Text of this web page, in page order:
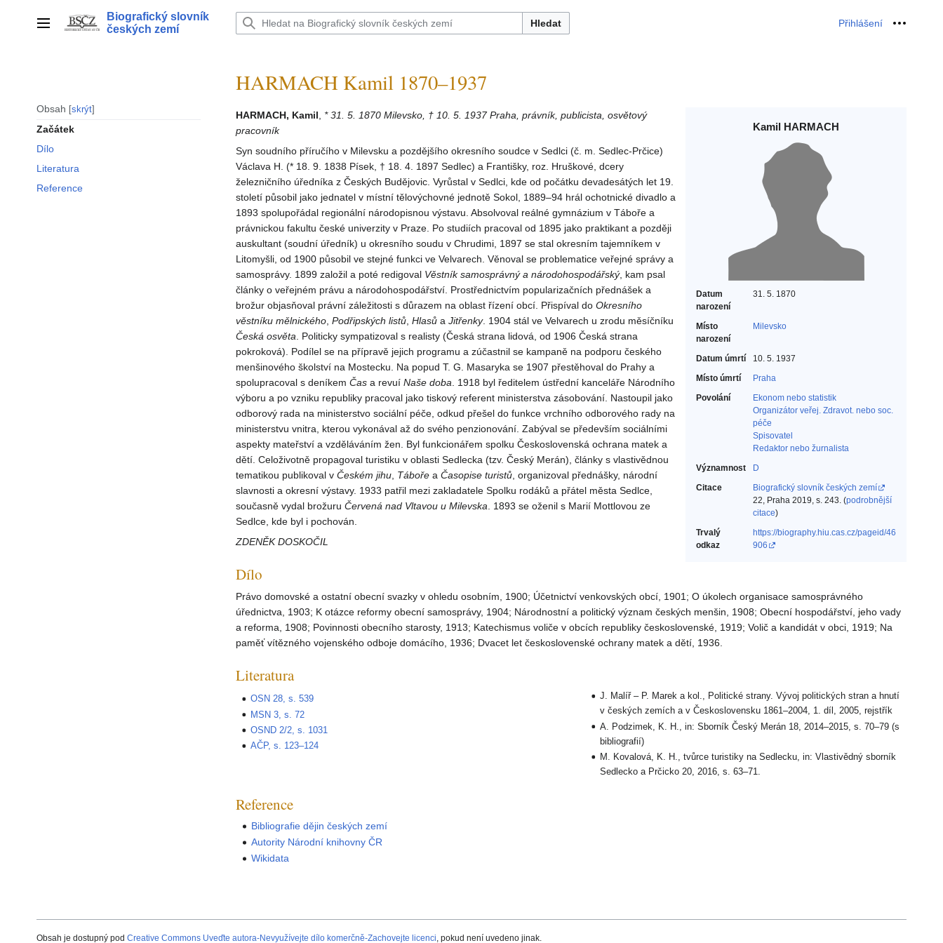
Hlavní menu
Biografický slovník
českých zemí
Hledat Přihlášení Osobní
Obsah skrýt
Začátek
Dílo
Literatura
Reference
HARMACH Kamil 1870–1937
Kamil HARMACH
Datum
narození
31. 5. 1870
Místo
narození
Milevsko
Datum úmrtí
10. 5. 1937
Místo úmrtí
Praha
Povolání
Ekonom nebo statistik‎
Organizátor veřej. Zdravot. nebo soc.
péče‎
Spisovatel‎
Redaktor nebo žurnalista‎
Významnost
D
Citace
Biografický slovník českých zemí
22, Praha 2019, s. 243. (podrobnější
citace)
Trvalý
odkaz
https://biography.hiu.cas.cz/pageid/46
906
HARMACH, Kamil
* 31. 5. 1870 Milevsko, † 10. 5. 1937 Praha, právník, publicista, osvětový
pracovník
Syn soudního příručího v Milevsku a pozdějšího okresního soudce v Sedlci (č. m. Sedlec-Prčice)
Václava H. (* 18. 9. 1838 Písek, † 18. 4. 1897 Sedlec) a Františky, roz. Hruškové, dcery
železničního úředníka z Českých Budějovic. Vyrůstal v Sedlci, kde od počátku devadesátých let 19.
století působil jako jednatel v místní tělovýchovné jednotě Sokol, 1889–94 hrál ochotnické divadlo a
1893 spolupořádal regionální národopisnou výstavu. Absolvoval reálné gymnázium v Táboře a
právnickou fakultu české univerzity v Praze. Po studiích pracoval od 1895 jako praktikant a později
auskultant (soudní úředník) u okresního soudu v Chrudimi, 1897 se stal okresním tajemníkem v
Litomyšli, od 1900 působil ve stejné funkci ve Velvarech. Věnoval se problematice veřejné správy a
samosprávy. 1899 založil a poté redigoval Věstník samosprávný a národohospodářský, kam psal
články o veřejném právu a národohospodářství. Prostřednictvím popularizačních přednášek a
brožur objasňoval právní záležitosti s důrazem na oblast řízení obcí. Přispíval do Okresního
věstníku mělnického Podřipských listů Hlasů a Jitřenky. 1904 stál ve Velvarech u zrodu měsíčníku
Česká osvěta . Politicky sympatizoval s realisty (Česká strana lidová, od 1906 Česká strana
pokroková). Podílel se na přípravě jejich programu a zúčastnil se kampaně na podporu českého
menšinového školství na Mostecku. Na popud T. G. Masaryka se 1907 přestěhoval do Prahy a
spolupracoval s deníkem Čas a revuí Naše doba . 1918 byl ředitelem ústřední kanceláře Národního
výboru a po vzniku republiky pracoval jako tiskový referent ministerstva zásobování. Nastoupil jako
odborový rada na ministerstvo sociální péče, odkud přešel do funkce vrchního odborového rady na
ministerstvu vnitra, kterou vykonával až do svého penzionování. Zabýval se především sociálními
aspekty mateřství a vzděláváním žen. Byl funkcionářem spolku Československá ochrana matek a
dětí. Celoživotně propagoval turistiku v oblasti Sedlecka (tzv. Český Merán), články s vlastivědnou
tematikou publikoval v Českém jihu Táboře a Časopise turistů , organizoval přednášky, národní
slavnosti a okresní výstavy. 1933 patřil mezi zakladatele Spolku rodáků a přátel města Sedlce,
současně vydal brožuru Červená nad Vltavou u Milevska . 1893 se oženil s Marií Mottlovou ze
Sedlce, kde byl i pochován.
ZDENĚK DOSKOČIL
Dílo
Právo domovské a ostatní obecní svazky v ohledu osobním, 1900; Účetnictví venkovských obcí, 1901; O úkolech organisace samosprávného
úřednictva, 1903; K otázce reformy obecní samosprávy, 1904; Národnostní a politický význam českých menšin, 1908; Obecní hospodářství, jeho vady
a reforma, 1908; Povinnosti obecního starosty, 1913; Katechismus voliče v obcích republiky československé, 1919; Volič a kandidát v obci, 1919; Na
paměť vítězného vojenského odboje domácího, 1936; Dvacet let československé ochrany matek a dětí, 1936.
Literatura
OSN 28, s. 539
MSN 3, s. 72
OSND 2/2, s. 1031
AČP, s. 123–124
J. Malíř – P. Marek a kol., Politické strany. Vývoj politických stran a hnutí
v českých zemích a v Československu 1861–2004, 1. díl, 2005, rejstřík
A. Podzimek, K. H., in: Sborník Český Merán 18, 2014–2015, s. 70–79 (s
bibliografií)
M. Kovalová, K. H., tvůrce turistiky na Sedlecku, in: Vlastivědný sborník
Sedlecko a Prčicko 20, 2016, s. 63–71.
Reference
Bibliografie dějin českých zemí
Autority Národní knihovny ČR
Wikidata
Obsah je dostupný pod Creative Commons Uveďte autora-Nevyužívejte dílo komerčně-Zachovejte licenci , pokud není uvedeno jinak.